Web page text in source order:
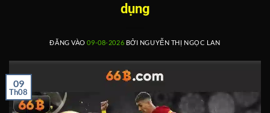
dụng
ĐĂNG VÀO09-08-2026 BỞI NGUYỄN THỊ NGỌC LAN
09
Th08